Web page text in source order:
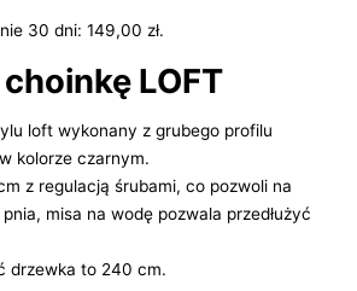
30 dni: 149,00 zł.
LOFT
loft wykonany z grubego profilu
kolorze czarnym.
z regulacją śrubami, co pozwoli na
misa na wodę pozwala przedłużyć
drzewka to 240 cm.